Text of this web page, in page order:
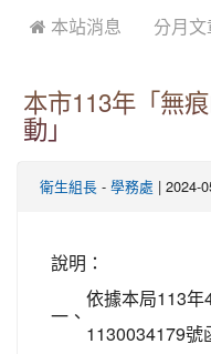
 本站消息 分月文
本市113年「無
動」
衛生組長 - 學務處 | 2024-
說明：
一、
依據本局113
1130034179號